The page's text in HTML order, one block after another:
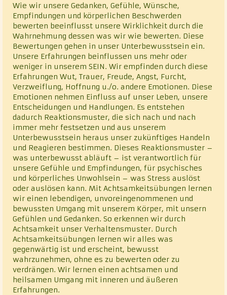
Wie wir unsere Gedanken, Gefühle, Wünsche,
Empfindungen und körperlichen Beschwerden
bewerten beeinflusst unsere Wirklichkeit durch die
Wahrnehmung dessen was wir wie bewerten. Diese
Bewertungen gehen in unser Unterbewusstsein ein.
Unsere Erfahrungen beinflussen uns mehr oder
weniger in unserem SEIN. Wir empfinden durch diese
Erfahrungen Wut, Trauer, Freude, Angst, Furcht,
Verzweiflung, Hoffnung u./o. andere Emotionen. Diese
Emotionen nehmen Einfluss auf unser Leben, unsere
Entscheidungen und Handlungen. Es entstehen
dadurch Reaktionsmuster, die sich nach und nach
immer mehr festsetzen und aus unserem
Unterbewusstsein heraus unser zukünftiges Handeln
und Reagieren bestimmen. Dieses Reaktionsmuster –
was unterbewusst abläuft – ist verantwortlich für
unsere Gefühle und Empfindungen, für psychisches
und körperliches Unwohlsein – was Stress auslöst
oder auslösen kann. Mit Achtsamkeitsübungen lernen
wir einen lebendigen, unvoreingenommenen und
bewussten Umgang mit unserem Körper, mit unsern
Gefühlen und Gedanken. So erkennen wir durch
Achtsamkeit unser Verhaltensmuster. Durch
Achtsamkeitsübungen lernen wir alles was
gegenwärtig ist und erscheint, bewusst
wahrzunehmen, ohne es zu bewerten oder zu
verdrängen. Wir lernen einen achtsamen und
heilsamen Umgang mit inneren und äußeren
Erfahrungen.